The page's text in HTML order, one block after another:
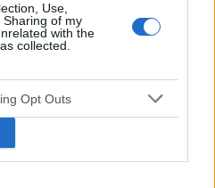
Use,
of my
with the
collected.
Opt Outs